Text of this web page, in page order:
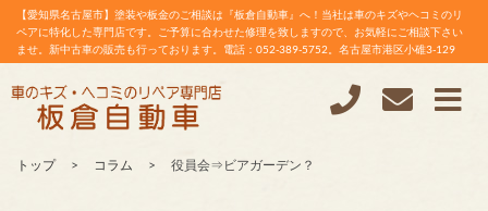
【愛知県名古屋市】塗装や板金のご相談は『板倉自動車』へ！当社は車のキズやヘコミのリ
ペアに特化した専門店です。ご予算に合わせた修理を致しますので、お気軽にご相談下さい
ませ。新中古車の販売も行っております。電話：052-389-5752。名古屋市港区小碓3-129
トップ コラム 役員会⇒ビアガーデン？